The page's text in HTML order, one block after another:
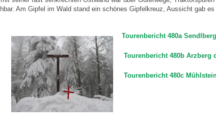
Am Gipfel im Wald stand ein schönes Gipfelkreuz, Aussicht gab
Tourenbericht 480a
Tourenbericht 480b Arzberg
Tourenbericht 480c